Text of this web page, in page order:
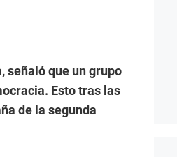
señaló que un grupo
Esto tras las
de la segunda